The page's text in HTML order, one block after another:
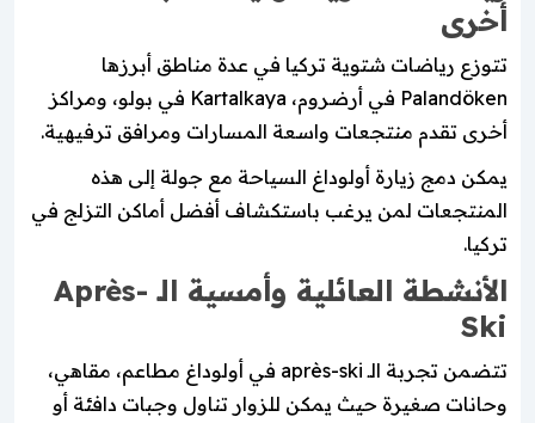
أخرى
تتوزع رياضات شتوية تركيا في عدة مناطق أبرزها
Palandöken في أرضروم، Kartalkaya في بولو، ومراكز
أخرى تقدم منتجعات واسعة المسارات ومرافق ترفيهية.
يمكن دمج زيارة أولوداغ السياحة مع جولة إلى هذه
المنتجعات لمن يرغب باستكشاف أفضل أماكن التزلج في
تركيا.
الأنشطة العائلية وأمسية الـ Après-
Ski
تتضمن تجربة الـ après-ski في أولوداغ مطاعم، مقاهي،
وحانات صغيرة حيث يمكن للزوار تناول وجبات دافئة أو